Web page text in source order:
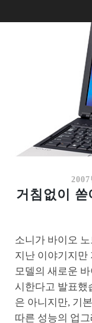
거침없이
소니가 바이오
지난 이야기지만
모델의 새로운
시한다고 발표했
은 아니지만, 기
따른 성능의 업